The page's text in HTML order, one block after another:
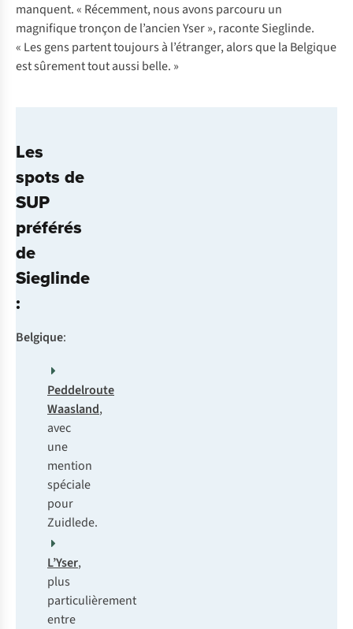
manquent. « Récemment, nous avons parcouru un
magnifique tronçon de l’ancien Yser », raconte Sieglinde.
« Les gens partent toujours à l’étranger, alors que la Belgique
estsûrement toutaussi belle. »
Les
spots de
SUP
préférés
de
Sieglinde
:
Belgique:
Peddelroute
Waasland,
avec
une
mention
spéciale
pour
Zuidlede.
L’Yser,
plus
particulièrement
entre